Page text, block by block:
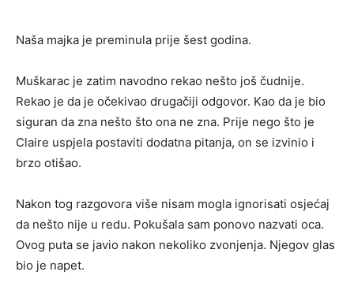
Naša majka je preminula prije šest godina.
Muškarac je zatim navodno rekao nešto još čudnije.
Rekao je da je očekivao drugačiji odgovor. Kao da je bio
siguran da zna nešto što ona ne zna. Prije nego što je
Claire uspjela postaviti dodatna pitanja, on se izvinio i
brzo otišao.
Nakon tog razgovora više nisam mogla ignorisati osjećaj
da nešto nije u redu. Pokušala sam ponovo nazvati oca.
Ovog puta se javio nakon nekoliko zvonjenja. Njegov glas
bio je napet.